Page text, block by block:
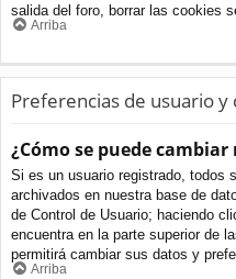
salida del foro, borrar las cookies
Arriba
Preferencias de usuario
¿Cómo se puede
Si es un usuario registrado, todos
archivados en nuestra base de
de Control de Usuario; haciendo
encuentra en la parte superior de
permitirá cambiar sus datos y
Arriba